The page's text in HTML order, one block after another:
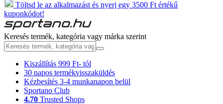
Töltsd le az alkalmazást és nyerj egy 3500 Ft értékű
kuponkódot!
Keresés termék, kategória vagy márka szerint
Kiszállítás 999 Ft- tól
30 napos termékvisszaküldés
Kézbesítés 3-4 munkanapon belül
Sportano Club
4.70 Trusted Shops